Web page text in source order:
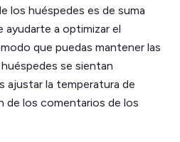
los huéspedes es de suma
ayudarte a optimizar el
que puedas mantener las
se sientan
ajustar la temperatura de
de los comentarios de los